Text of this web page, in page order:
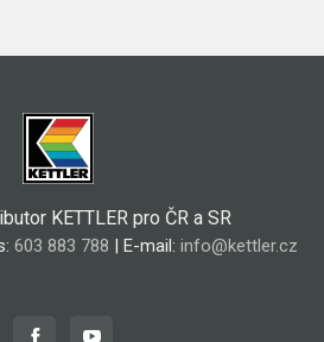
KETTLER pro ČR a SR
603 883 788 | E-mail: info@kettler.cz